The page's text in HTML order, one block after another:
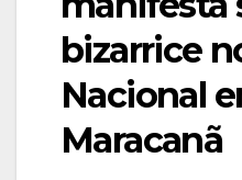
bizarrice
Nacional
Maracanã